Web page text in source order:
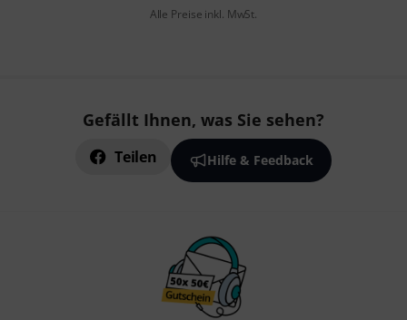
Alle Preise inkl. MwSt.
Gefällt Ihnen, was Sie sehen?
Teilen Hilfe & Feedback